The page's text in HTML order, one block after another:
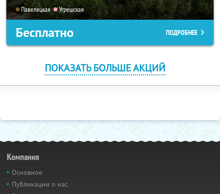
Павелецкая Угрешская
Бесплатно ПОДРОБНЕЕ
ПОКАЗАТЬ БОЛЬШЕ АКЦИЙ
Компания
Основное
Публикации о нас